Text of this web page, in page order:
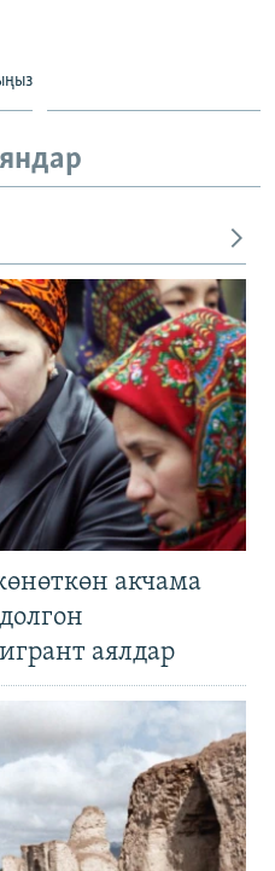
акчама
аялдар